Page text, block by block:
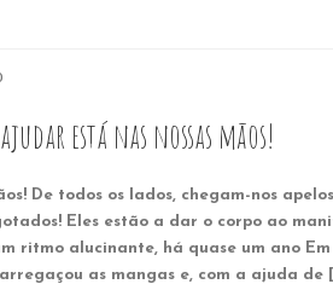
está nas nossas mãos!
De todos os lados, chegam-nos
Eles estão a dar o corpo ao
ritmo alucinante, há quase um ano
as mangas e, com a ajuda de